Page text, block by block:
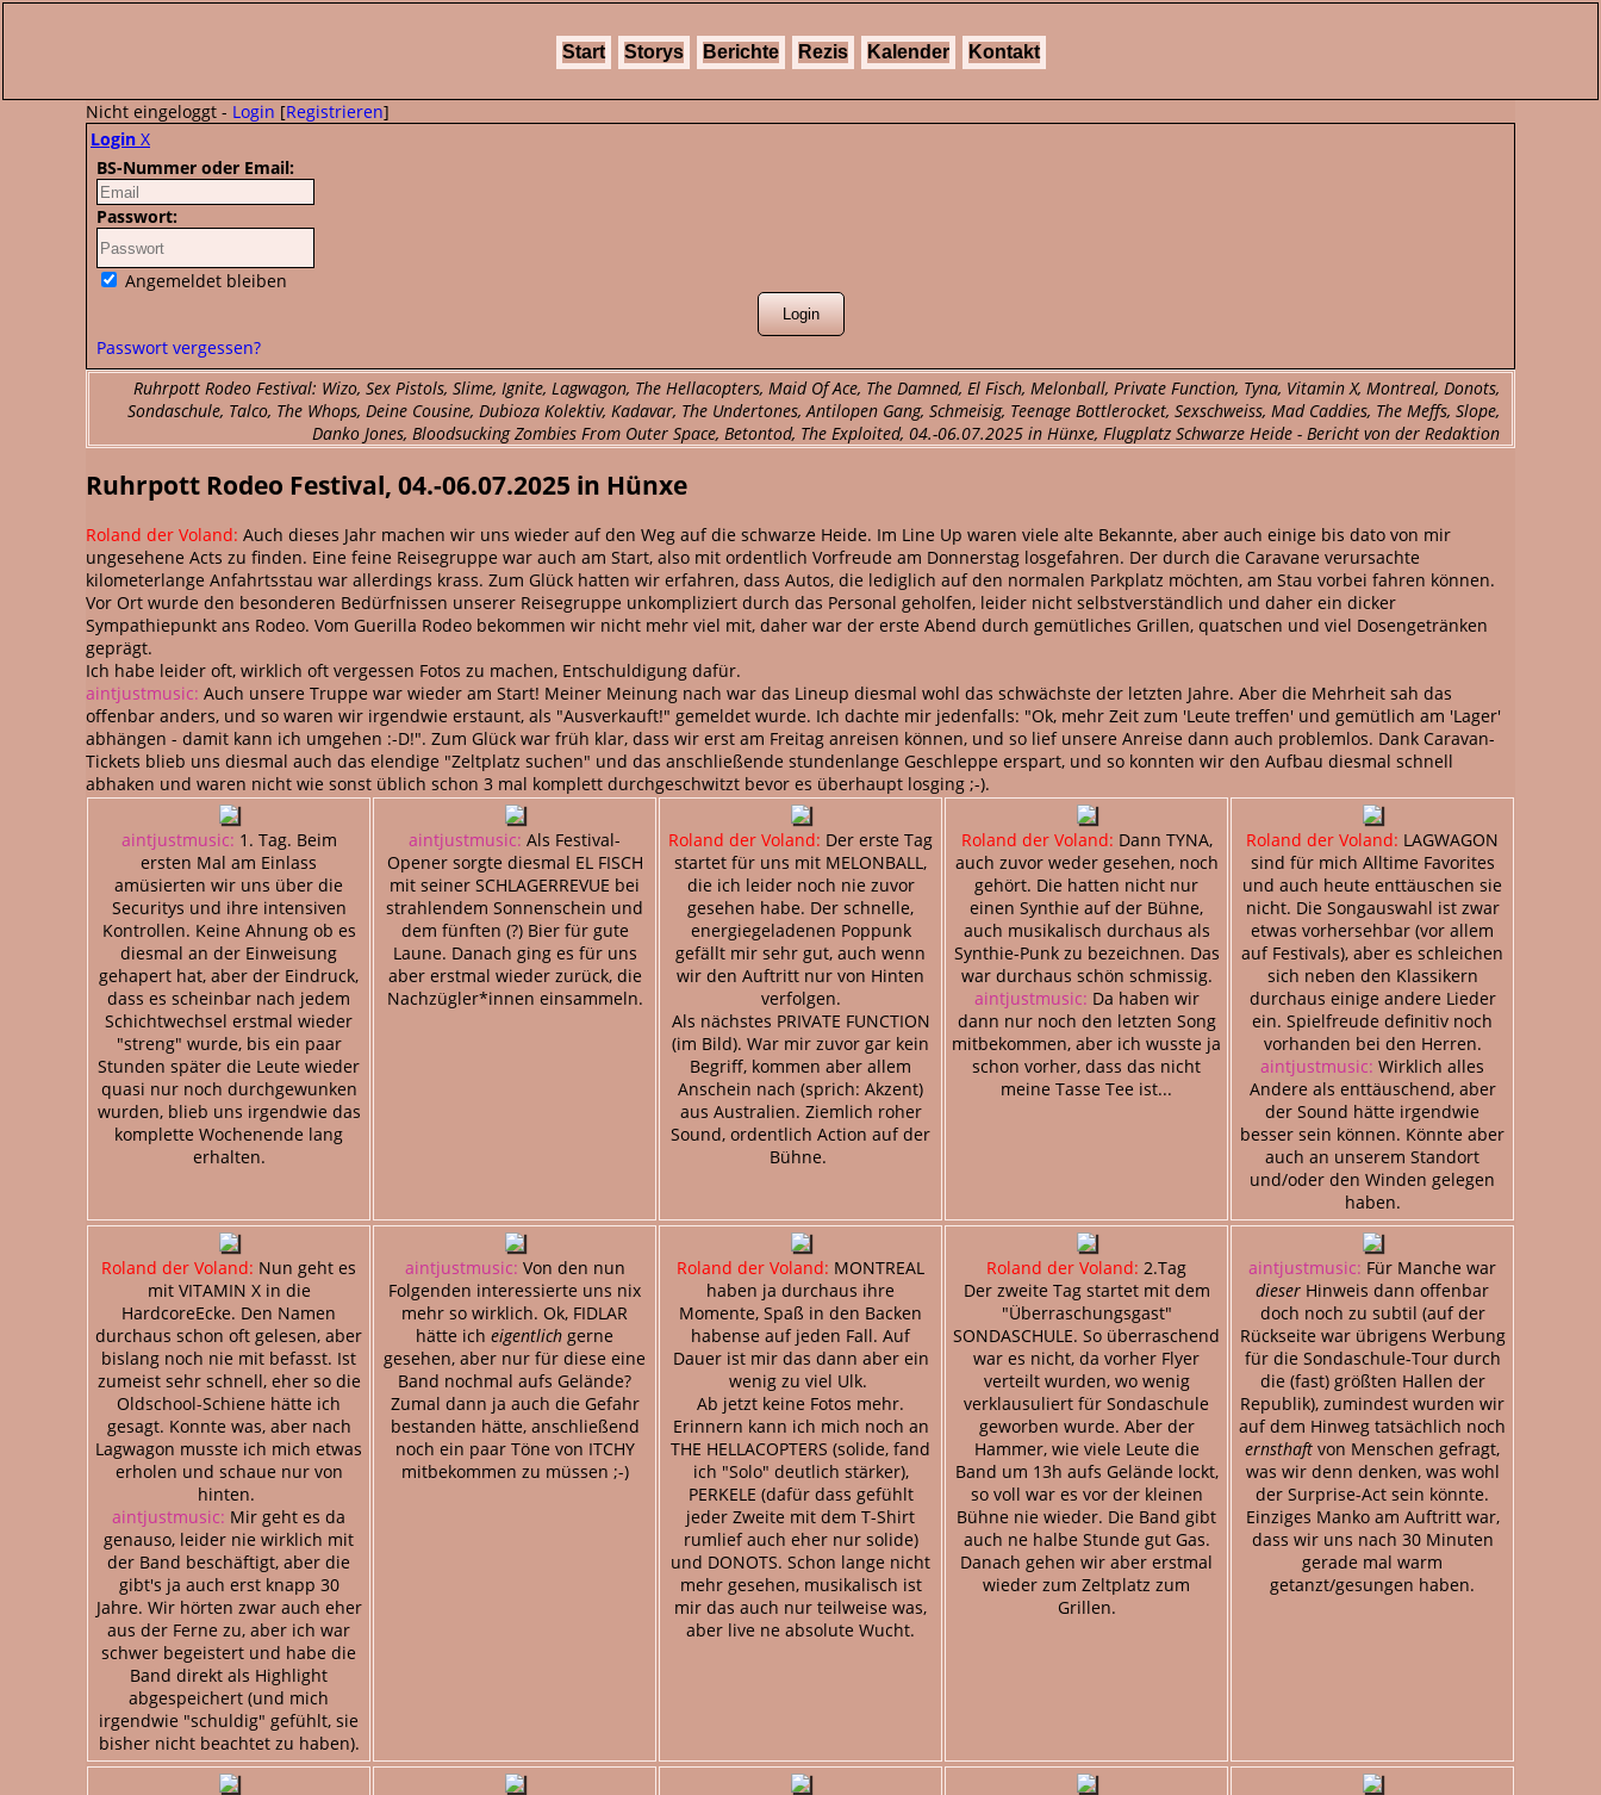
Start Storys Berichte Rezis Kalender Kontakt
Nicht eingeloggt - Login [Registrieren]
Login X
BS-Nummer oder Email:
Passwort:
Angemeldet bleiben
Passwort vergessen?
Ruhrpott Rodeo Festival: Wizo, Sex Pistols, Slime, Ignite, Lagwagon, The Hellacopters, Maid Of Ace, The Damned, El Fisch, Melonball, Private Function, Tyna, Vitamin X, Montreal, Donots,
Sondaschule, Talco, The Whops, Deine Cousine, Dubioza Kolektiv, Kadavar, The Undertones, Antilopen Gang, Schmeisig, Teenage Bottlerocket, Sexschweiss, Mad Caddies, The Meffs, Slope,
Danko Jones, Bloodsucking Zombies From Outer Space, Betontod, The Exploited, 04.-06.07.2025 in Hünxe, Flugplatz Schwarze Heide - Bericht von der Redaktion
Ruhrpott Rodeo Festival, 04.-06.07.2025 in Hünxe
Roland der Voland: Auch dieses Jahr machen wir uns wieder auf den Weg auf die schwarze Heide. Im Line Up waren viele alte Bekannte, aber auch einige bis dato von mir
ungesehene Acts zu finden. Eine feine Reisegruppe war auch am Start, also mit ordentlich Vorfreude am Donnerstag losgefahren. Der durch die Caravane verursachte
kilometerlange Anfahrtsstau war allerdings krass. Zum Glück hatten wir erfahren, dass Autos, die lediglich auf den normalen Parkplatz möchten, am Stau vorbei fahren können.
Vor Ort wurde den besonderen Bedürfnissen unserer Reisegruppe unkompliziert durch das Personal geholfen, leider nicht selbstverständlich und daher ein dicker
Sympathiepunkt ans Rodeo. Vom Guerilla Rodeo bekommen wir nicht mehr viel mit, daher war der erste Abend durch gemütliches Grillen, quatschen und viel Dosengetränken
geprägt.
Ich habe leider oft, wirklich oft vergessen Fotos zu machen, Entschuldigung dafür.
aintjustmusic: Auch unsere Truppe war wieder am Start! Meiner Meinung nach war das Lineup diesmal wohl das schwächste der letzten Jahre. Aber die Mehrheit sah das
offenbar anders, und so waren wir irgendwie erstaunt, als "Ausverkauft!" gemeldet wurde. Ich dachte mir jedenfalls: "Ok, mehr Zeit zum 'Leute treffen' und gemütlich am 'Lager'
abhängen - damit kann ich umgehen :-D!". Zum Glück war früh klar, dass wir erst am Freitag anreisen können, und so lief unsere Anreise dann auch problemlos. Dank Caravan-
Tickets blieb uns diesmal auch das elendige "Zeltplatz suchen" und das anschließende stundenlange Geschleppe erspart, und so konnten wir den Aufbau diesmal schnell
abhaken und waren nicht wie sonst üblich schon 3 mal komplett durchgeschwitzt bevor es überhaupt losging ;-).
aintjustmusic: 1. Tag. Beim
ersten Mal am Einlass
amüsierten wir uns über die
Securitys und ihre intensiven
Kontrollen. Keine Ahnung ob es
diesmal an der Einweisung
gehapert hat, aber der Eindruck,
dass es scheinbar nach jedem
Schichtwechsel erstmal wieder
"streng" wurde, bis ein paar
Stunden später die Leute wieder
quasi nur noch durchgewunken
wurden, blieb uns irgendwie das
komplette Wochenende lang
erhalten.
aintjustmusic: Als Festival-
Opener sorgte diesmal EL FISCH
mit seiner SCHLAGERREVUE bei
strahlendem Sonnenschein und
dem fünften (?) Bier für gute
Laune. Danach ging es für uns
aber erstmal wieder zurück, die
Nachzügler*innen einsammeln.
Roland der Voland: Der erste Tag
startet für uns mit MELONBALL,
die ich leider noch nie zuvor
gesehen habe. Der schnelle,
energiegeladenen Poppunk
gefällt mir sehr gut, auch wenn
wir den Auftritt nur von Hinten
verfolgen.
Als nächstes PRIVATE FUNCTION
(im Bild). War mir zuvor gar kein
Begriff, kommen aber allem
Anschein nach (sprich: Akzent)
aus Australien. Ziemlich roher
Sound, ordentlich Action auf der
Bühne.
Roland der Voland: Dann TYNA,
auch zuvor weder gesehen, noch
gehört. Die hatten nicht nur
einen Synthie auf der Bühne,
auch musikalisch durchaus als
Synthie-Punk zu bezeichnen. Das
war durchaus schön schmissig.
aintjustmusic: Da haben wir
dann nur noch den letzten Song
mitbekommen, aber ich wusste ja
schon vorher, dass das nicht
meine Tasse Tee ist...
Roland der Voland: LAGWAGON
sind für mich Alltime Favorites
und auch heute enttäuschen sie
nicht. Die Songauswahl ist zwar
etwas vorhersehbar (vor allem
auf Festivals), aber es schleichen
sich neben den Klassikern
durchaus einige andere Lieder
ein. Spielfreude definitiv noch
vorhanden bei den Herren.
aintjustmusic: Wirklich alles
Andere als enttäuschend, aber
der Sound hätte irgendwie
besser sein können. Könnte aber
auch an unserem Standort
und/oder den Winden gelegen
haben.
Roland der Voland: Nun geht es
mit VITAMIN X in die
HardcoreEcke. Den Namen
durchaus schon oft gelesen, aber
bislang noch nie mit befasst. Ist
zumeist sehr schnell, eher so die
Oldschool-Schiene hätte ich
gesagt. Konnte was, aber nach
Lagwagon musste ich mich etwas
erholen und schaue nur von
hinten.
aintjustmusic: Mir geht es da
genauso, leider nie wirklich mit
der Band beschäftigt, aber die
gibt's ja auch erst knapp 30
Jahre. Wir hörten zwar auch eher
aus der Ferne zu, aber ich war
schwer begeistert und habe die
Band direkt als Highlight
abgespeichert (und mich
irgendwie "schuldig" gefühlt, sie
bisher nicht beachtet zu haben).
aintjustmusic: Von den nun
Folgenden interessierte uns nix
mehr so wirklich. Ok, FIDLAR
hätte ich eigentlich gerne
gesehen, aber nur für diese eine
Band nochmal aufs Gelände?
Zumal dann ja auch die Gefahr
bestanden hätte, anschließend
noch ein paar Töne von ITCHY
mitbekommen zu müssen ;-)
Roland der Voland: MONTREAL
haben ja durchaus ihre
Momente, Spaß in den Backen
habense auf jeden Fall. Auf
Dauer ist mir das dann aber ein
wenig zu viel Ulk.
Ab jetzt keine Fotos mehr.
Erinnern kann ich mich noch an
THE HELLACOPTERS (solide, fand
ich "Solo" deutlich stärker),
PERKELE (dafür dass gefühlt
jeder Zweite mit dem T-Shirt
rumlief auch eher nur solide)
und DONOTS. Schon lange nicht
mehr gesehen, musikalisch ist
mir das auch nur teilweise was,
aber live ne absolute Wucht.
Roland der Voland: 2.Tag
Der zweite Tag startet mit dem
"Überraschungsgast"
SONDASCHULE. So überraschend
war es nicht, da vorher Flyer
verteilt wurden, wo wenig
verklausuliert für Sondaschule
geworben wurde. Aber der
Hammer, wie viele Leute die
Band um 13h aufs Gelände lockt,
so voll war es vor der kleinen
Bühne nie wieder. Die Band gibt
auch ne halbe Stunde gut Gas.
Danach gehen wir aber erstmal
wieder zum Zeltplatz zum
Grillen.
aintjustmusic: Für Manche war
dieser Hinweis dann offenbar
doch noch zu subtil (auf der
Rückseite war übrigens Werbung
für die Sondaschule-Tour durch
die (fast) größten Hallen der
Republik), zumindest wurden wir
auf dem Hinweg tatsächlich noch
ernsthaft von Menschen gefragt,
was wir denn denken, was wohl
der Surprise-Act sein könnte.
Einziges Manko am Auftritt war,
dass wir uns nach 30 Minuten
gerade mal warm
getanzt/gesungen haben.